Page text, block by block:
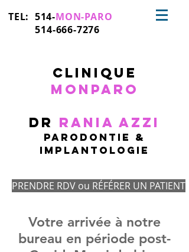
TEL: 514-MON-PARO
514-666-7276
CLinique
monparo
Dr Rania Azzi
Parodontie &
IMplantologie
PRENDRE RDV ou RÉFÉRER UN PATIENT
Votre arrivée à notre
bureau en période post-